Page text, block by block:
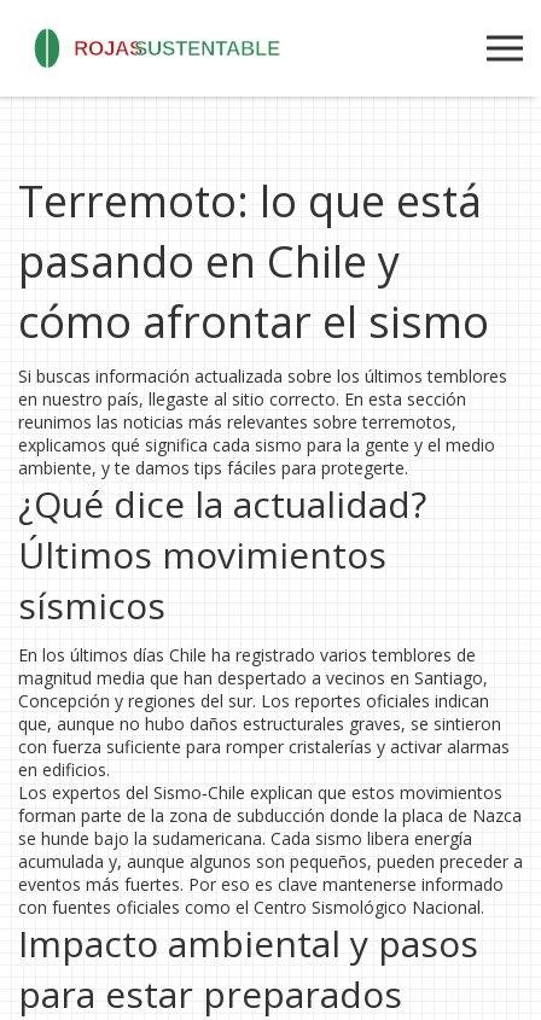
Terremoto: lo que está
pasando en Chile y
cómo afrontar el sismo
Si buscas información actualizada sobre los últimos temblores
en nuestro país, llegaste al sitio correcto. En esta sección
reunimos las noticias más relevantes sobre terremotos,
explicamos qué significa cada sismo para la gente y el medio
ambiente, y te damos tips fáciles para protegerte.
¿Qué dice la actualidad?
Últimos movimientos
sísmicos
En los últimos días Chile ha registrado varios temblores de
magnitud media que han despertado a vecinos en Santiago,
Concepción y regiones del sur. Los reportes oficiales indican
que, aunque no hubo daños estructurales graves, se sintieron
con fuerza suficiente para romper cristalerías y activar alarmas
en edificios.
Los expertos del Sismo‑Chile explican que estos movimientos
forman parte de la zona de subducción donde la placa de Nazca
se hunde bajo la sudamericana. Cada sismo libera energía
acumulada y, aunque algunos son pequeños, pueden preceder a
eventos más fuertes. Por eso es clave mantenerse informado
con fuentes oficiales como el Centro Sismológico Nacional.
Impacto ambiental y pasos
para estar preparados